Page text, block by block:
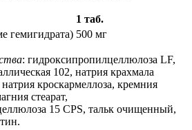
1 таб.
гемигидрата) 500 мг
: гидроксипропилцеллюлоза LF,
102, натрия крахмала
кроскармеллоза, кремния
стеарат,
15 CPS, тальк очищенный,